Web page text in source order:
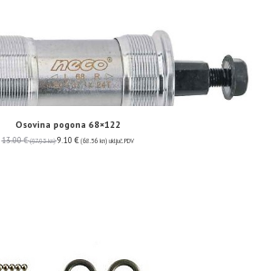
Osovina pogona 68×122
13.00€ (97.95 kn) 9.10 € (68.56 kn) uključ. PDV